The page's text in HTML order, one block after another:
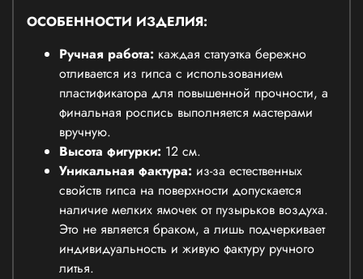
ОСОБЕННОСТИ ИЗДЕЛИЯ:
Ручная работа: каждая статуэтка бережно
отливается из гипса с использованием
пластификатора для повышенной прочности, а
финальная роспись выполняется мастерами
вручную.
Высота фигурки: 12 см.
Уникальная фактура: из-за естественных
свойств гипса на поверхности допускается
наличие мелких ямочек от пузырьков воздуха.
Это не является браком, а лишь подчеркивает
индивидуальность и живую фактуру ручного
литья.